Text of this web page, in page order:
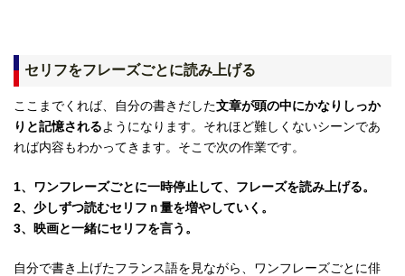
セリフをフレーズごとに読み上げる
ここまでくれば、自分の書きだした文章が頭の中にかなりしっか
りと記憶されるようになります。それほど難しくないシーンであ
れば内容もわかってきます。そこで次の作業です。
1、ワンフレーズごとに一時停止して、フレーズを読み上げる。
2、少しずつ読むセリフｎ量を増やしていく。
3、映画と一緒にセリフを言う。
自分で書き上げたフランス語を見ながら、ワンフレーズごとに俳